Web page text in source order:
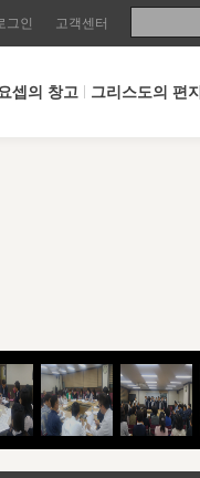
그인 고객센터
요셉의 창고 그리스도의 편지